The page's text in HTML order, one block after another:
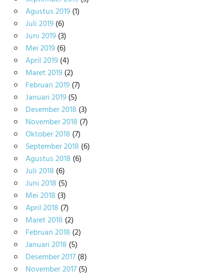
Agustus 2019(1)
Juli 2019(6)
Juni 2019(3)
Mei 2019(6)
April 2019(4)
Maret 2019(2)
Februari 2019(7)
Januari 2019(5)
Desember 2018 (3)
November 2018 (7)
Oktober 2018 (7)
September 2018 (6)
Agustus 2018 (6)
Juli 2018 (6)
Juni 2018 (5)
Mei 2018 (3)
April 2018 (7)
Maret 2018 (2)
Februari 2018 (2)
Januari 2018 (5)
Desember 2017(8)
November 2017(5)